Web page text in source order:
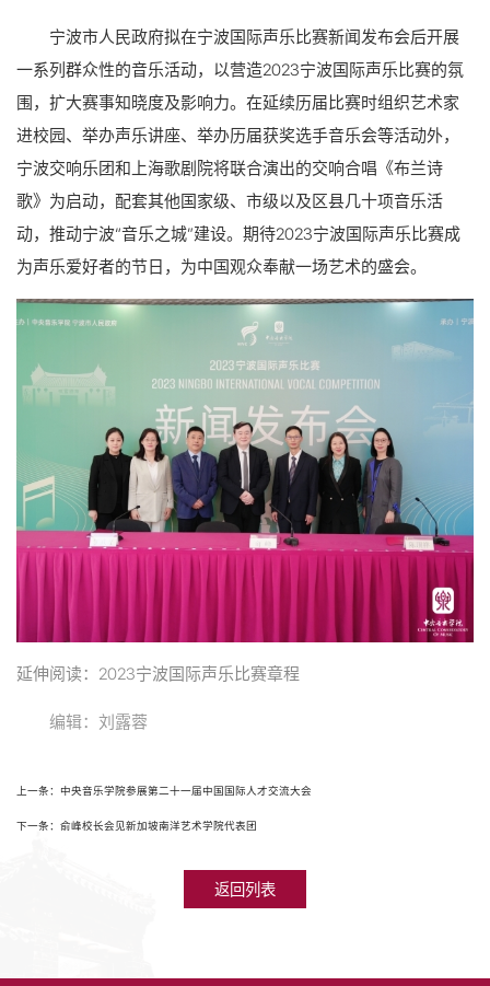
宁波市人民政府拟在宁波国际声乐比赛新闻发布会后开展
一系列群众性的音乐活动，以营造2023宁波国际声乐比赛的氛
围，扩大赛事知晓度及影响力。在延续历届比赛时组织艺术家
进校园、举办声乐讲座、举办历届获奖选手音乐会等活动外，
宁波交响乐团和上海歌剧院将联合演出的交响合唱《布兰诗
歌》为启动，配套其他国家级、市级以及区县几十项音乐活
动，推动宁波“音乐之城”建设。期待2023宁波国际声乐比赛成
为声乐爱好者的节日，为中国观众奉献一场艺术的盛会。
延伸阅读：2023宁波国际声乐比赛章程
编辑：刘露蓉
上一条：中央音乐学院参展第二十一届中国国际人才交流大会
下一条：俞峰校长会见新加坡南洋艺术学院代表团
返回列表